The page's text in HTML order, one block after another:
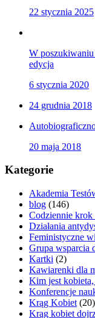
22 stycznia 2025
W
edycja
6 stycznia 2020
24 grudnia 2018
20 maja 2018
Kategorie
Akademia
blog (146)
Codziennie krok
Działania
Feministyczne
Grupa wsparcia
Kartki (2)
Kawiarenki dla
Kim jest
Konferencje
Krąg Kobiet (20)
Krąg kobiet